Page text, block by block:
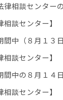
律相談センター
律相談センタ
中（８月１３
法律相談
中の８月１４日
法律相談